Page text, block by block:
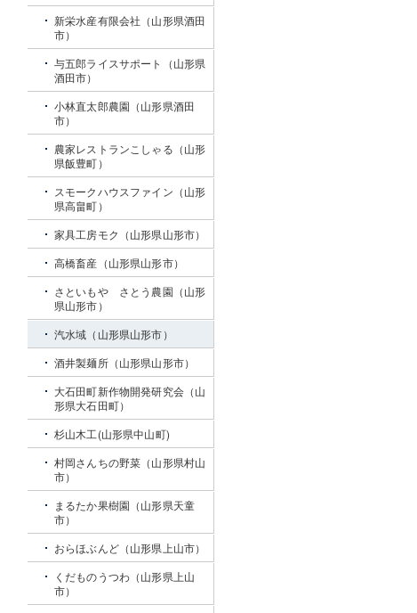
新栄水産有限会社（山形県酒田
市）
与五郎ライスサポート（山形県
酒田市）
小林直太郎農園（山形県酒田
市）
農家レストランこしゃる（山形
県飯豊町）
スモークハウスファイン（山形
県高畠町）
家具工房モク（山形県山形市）
高橋畜産（山形県山形市）
さといもや さとう農園（山形
県山形市）
汽水域（山形県山形市）
酒井製麺所（山形県山形市）
大石田町新作物開発研究会（山
形県大石田町）
杉山木工(山形県中山町)
村岡さんちの野菜（山形県村山
市）
まるたか果樹園（山形県天童
市）
おらほぶんど（山形県上山市）
くだものうつわ（山形県上山
市）